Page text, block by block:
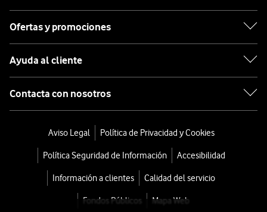
Ofertas y promociones
Ayuda al cliente
Contacta con nosotros
Aviso Legal Política de Privacidad y Cookies
Política Seguridad de Información Accesibilidad
Información a clientes Calidad del servicio
Fondos Públicos Mapa Web